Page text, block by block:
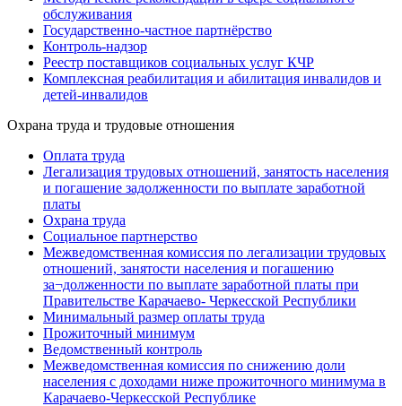
обслуживания
Государственно-частное партнёрство
Контроль-надзор
Реестр поставщиков социальных услуг КЧР
Комплексная реабилитация и абилитация инвалидов и
детей-инвалидов
Охрана труда и трудовые отношения
Оплата труда
Легализация трудовых отношений, занятость населения
и погашение задолженности по выплате заработной
платы
Охрана труда
Социальное партнерство
Межведомственная комиссия по легализации трудовых
отношений, занятости населения и погашению
за¬долженности по выплате заработной платы при
Правительстве Карачаево- Черкесской Республики
Минимальный размер оплаты труда
Прожиточный минимум
Ведомственный контроль
Межведомственная комиссия по снижению доли
населения с доходами ниже прожиточного минимума в
Карачаево-Черкесской Республике